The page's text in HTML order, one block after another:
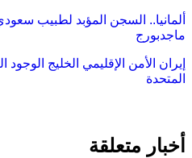
ألمانيا.. السجن المؤبد لطبيب
ماجدبورج
إيران الأمن الإقليمي الخليج الوجود
المتحدة
أخبار متعلقة